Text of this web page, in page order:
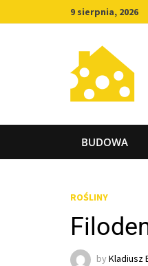
to
9 sierpnia, 2026
BUDOWA
ROŚLINY
by Kladiusz